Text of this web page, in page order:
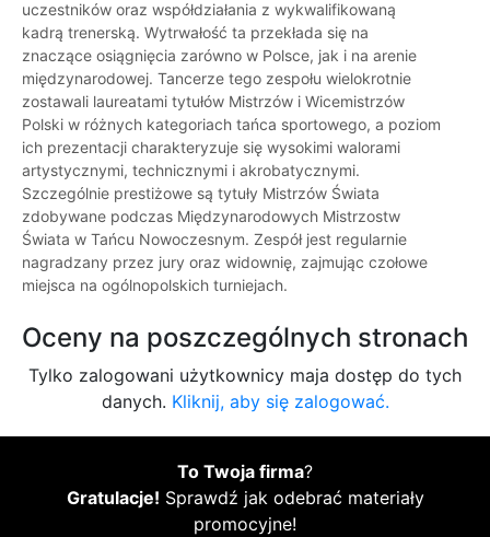
uczestników oraz współdziałania z wykwalifikowaną
kadrą trenerską. Wytrwałość ta przekłada się na
znaczące osiągnięcia zarówno w Polsce, jak i na arenie
międzynarodowej. Tancerze tego zespołu wielokrotnie
zostawali laureatami tytułów Mistrzów i Wicemistrzów
Polski w różnych kategoriach tańca sportowego, a poziom
ich prezentacji charakteryzuje się wysokimi walorami
artystycznymi, technicznymi i akrobatycznymi.
Szczególnie prestiżowe są tytuły Mistrzów Świata
zdobywane podczas Międzynarodowych Mistrzostw
Świata w Tańcu Nowoczesnym. Zespół jest regularnie
nagradzany przez jury oraz widownię, zajmując czołowe
miejsca na ogólnopolskich turniejach.
Oceny na poszczególnych stronach
Tylko zalogowani użytkownicy maja dostęp do tych
danych. Kliknij, aby się zalogować.
To Twoja firma?
Gratulacje! Sprawdź jak odebrać materiały
promocyjne!